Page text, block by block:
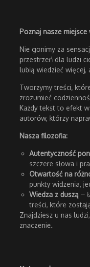
Poznaj nasze miejsce
Nie gonimy za
przestrzeń dla ludzi
lubią wiedzieć więcej,
Tworzymy treści,
zrozumieć
Każdy tekst to efekt
autorów, którzy
Nasza filozofia:
Autentyczność
szczere słowa i
Otwartość na
punkty widzenia,
Wiedza z duszą –
treści, które
Znajdziesz u nas
znaczenie.